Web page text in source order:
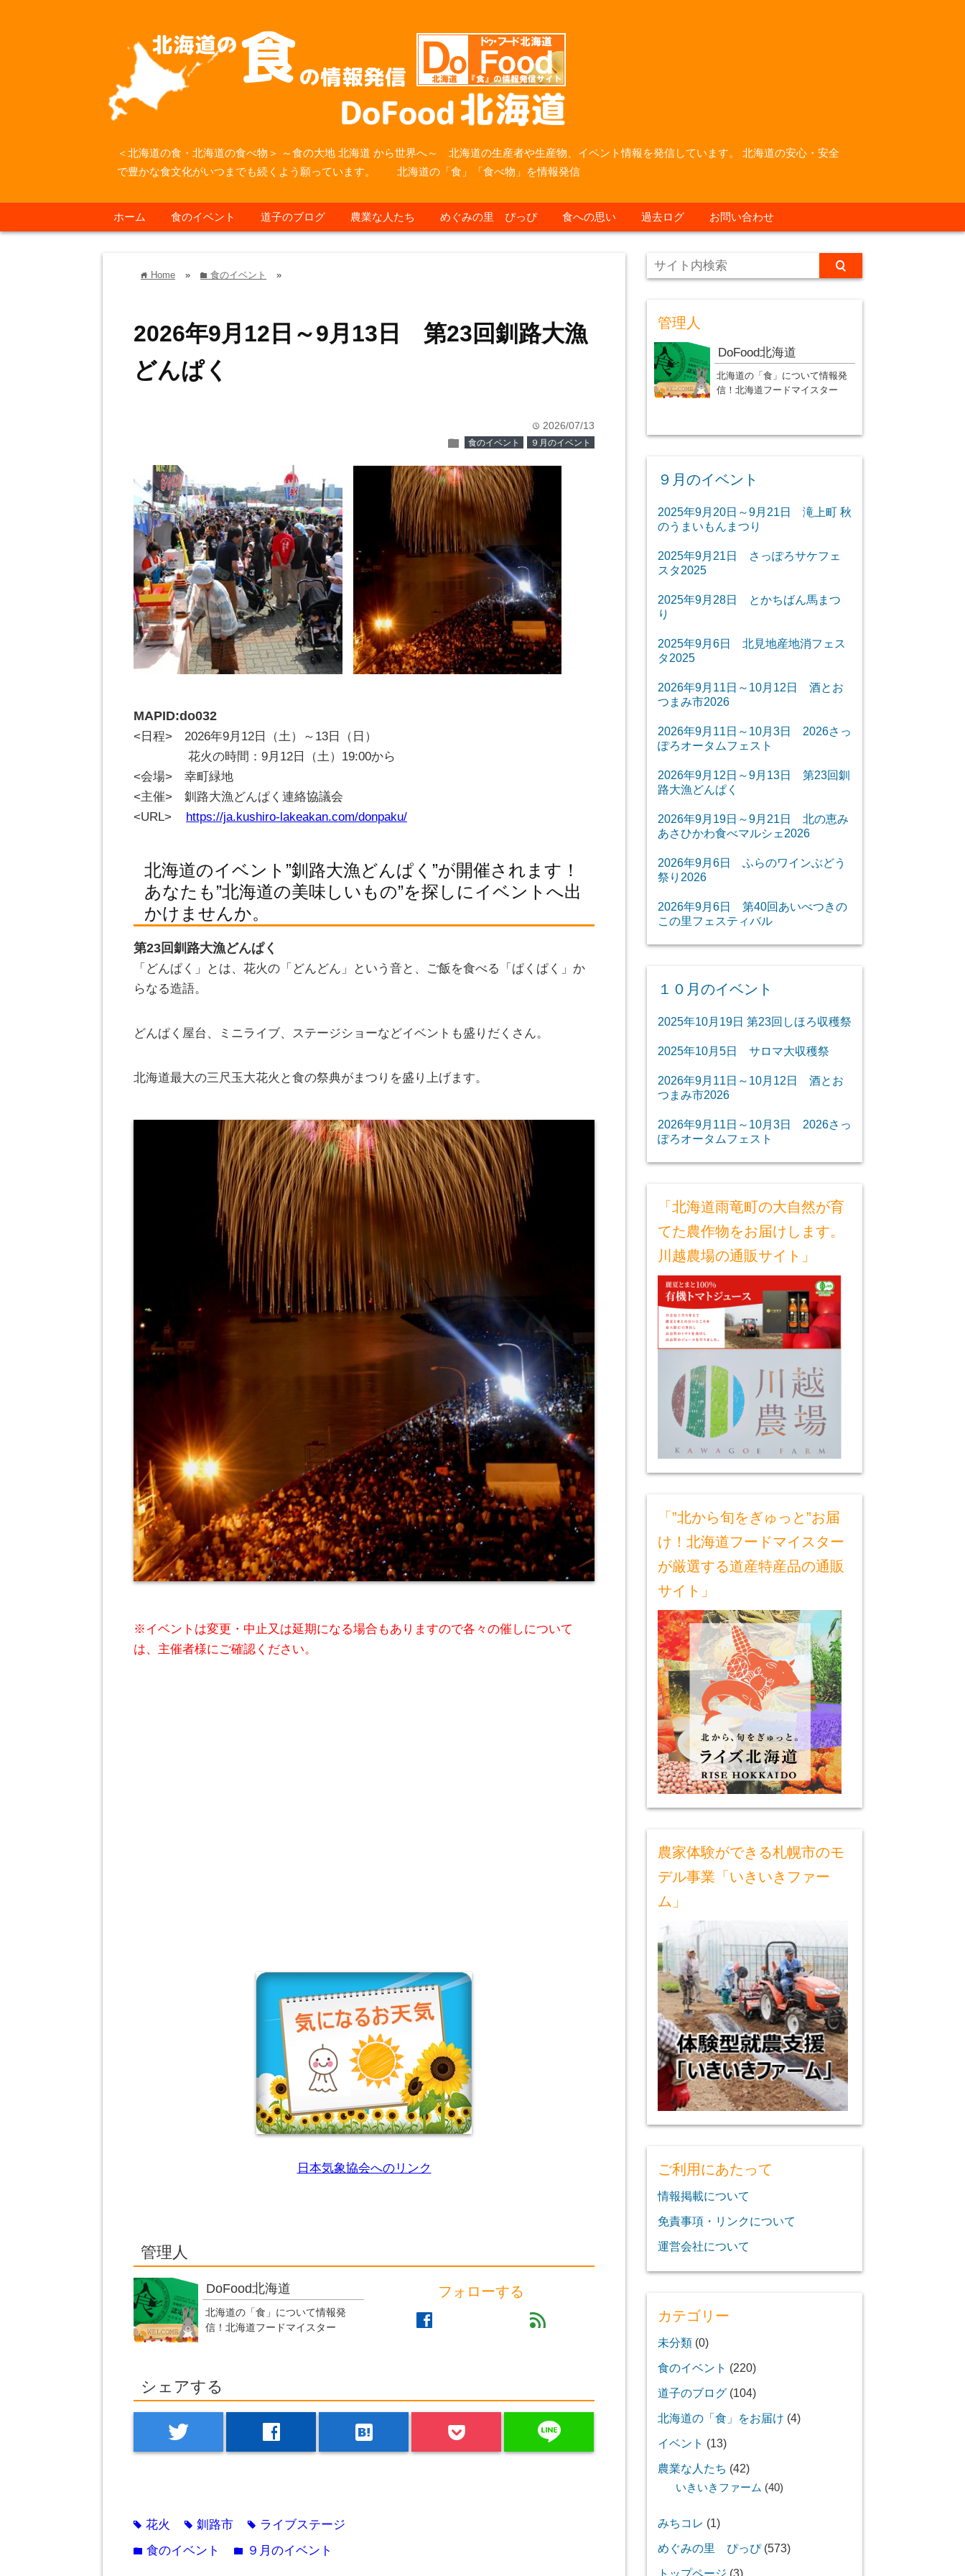
＜北海道の食・北海道の食べ物＞ ～食の大地 北海道 から世界へ～ 北海道の生産者や生産物、イベント情報を発信しています。 北海道の安心・安全
で豊かな食文化がいつまでも続くよう願っています。 北海道の「食」「食べ物」を情報発信
ホーム 食のイベント 道子のブログ 農業な人たち めぐみの里 ぴっぴ 食への思い 過去ログ お問い合わせ
home Home » folder 食のイベント »
2026年9月12日～9月13日 第23回釧路大漁
どんぱく
time 2026/07/13
folder 食のイベント ９月のイベント
MAPID:do032
<日程> 2026年9月12日（土）～13日（日）
花火の時間：9月12日（土）19:00から
<会場> 幸町緑地
<主催> 釧路大漁どんぱく連絡協議会
<URL> https://ja.kushiro-lakeakan.com/donpaku/
北海道のイベント”釧路大漁どんぱく”が開催されます！
あなたも”北海道の美味しいもの”を探しにイベントへ出
かけませんか。
第23回釧路大漁どんぱく
「どんぱく」とは、花火の「どんどん」という音と、ご飯を食べる「ぱくぱく」か
らなる造語。
どんぱく屋台、ミニライブ、ステージショーなどイベントも盛りだくさん。
北海道最大の三尺玉大花火と食の祭典がまつりを盛り上げます。
※イベントは変更・中止又は延期になる場合もありますので各々の催しについて
は、主催者様にご確認ください。
日本気象協会へのリンク
管理人
DoFood北海道
北海道の「食」について情報発
信！北海道フードマイスター
フォローする
facebook feed
シェアする
twitter facebook hatenabookmark line
tag 花火 tag 釧路市 tag ライブステージ
folder 食のイベント folder ９月のイベント
管理人
DoFood北海道
北海道の「食」について情報発
信！北海道フードマイスター
９月のイベント
2025年9月20日～9月21日 滝上町 秋
のうまいもんまつり
2025年9月21日 さっぽろサケフェ
スタ2025
2025年9月28日 とかちばん馬まつ
り
2025年9月6日 北見地産地消フェス
タ2025
2026年9月11日～10月12日 酒とお
つまみ市2026
2026年9月11日～10月3日 2026さっ
ぽろオータムフェスト
2026年9月12日～9月13日 第23回釧
路大漁どんぱく
2026年9月19日～9月21日 北の恵み
あさひかわ食べマルシェ2026
2026年9月6日 ふらのワインぶどう
祭り2026
2026年9月6日 第40回あいべつきの
この里フェスティバル
１０月のイベント
2025年10月19日 第23回しほろ収穫祭
2025年10月5日 サロマ大収穫祭
2026年9月11日～10月12日 酒とお
つまみ市2026
2026年9月11日～10月3日 2026さっ
ぽろオータムフェスト
「北海道雨竜町の大自然が育
てた農作物をお届けします。
川越農場の通販サイト」
「”北から旬をぎゅっと”お届
け！北海道フードマイスター
が厳選する道産特産品の通販
サイト」
農家体験ができる札幌市のモ
デル事業「いきいきファー
ム」
ご利用にあたって
情報掲載について
免責事項・リンクについて
運営会社について
カテゴリー
未分類 (0)
食のイベント (220)
道子のブログ (104)
北海道の「食」をお届け (4)
イベント (13)
農業な人たち (42)
いきいきファーム (40)
みちコレ (1)
めぐみの里 ぴっぴ(573)
トップページ (3)